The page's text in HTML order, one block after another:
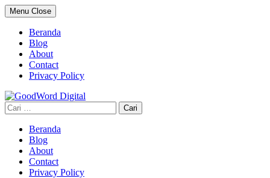
Skip
to
content
Menu Close
Beranda
Blog
About
Contact
Privacy Policy
Cari
untuk:
Beranda
Blog
About
Contact
Privacy Policy